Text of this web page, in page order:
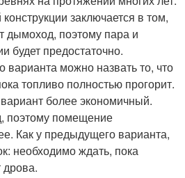
заключается в том,
дымоход, поэтому пара и
будет предостаточно.
варианта можно назвать то, что
топливо полностью прогорит.
более экономичный.
поэтому помещение
Как у предыдущего варианта,
необходимо ждать, пока
дрова.